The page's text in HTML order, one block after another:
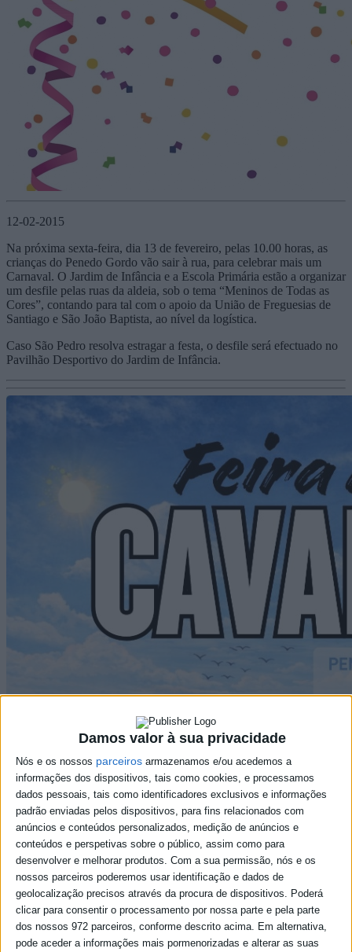
Damos valor à sua privacidade
Nós e os nossos parceiros armazenamos e/ou acedemos a
informações dos dispositivos, tais como cookies, e processamos
dados pessoais, tais como identificadores exclusivos e informações
padrão enviadas pelos dispositivos, para fins relacionados com
anúncios e conteúdos personalizados, medição de anúncios e
conteúdos e perspetivas sobre o público, assim como para
desenvolver e melhorar produtos. Com a sua permissão, nós e os
nossos parceiros poderemos usar identificação e dados de
geolocalização precisos através da procura de dispositivos. Poderá
clicar para consentir o processamento por nossa parte e pela parte
dos nossos 972 parceiros, conforme descrito acima. Em alternativa,
pode aceder a informações mais pormenorizadas e alterar as suas
12-02-2015
Na próxima sexta-feira, dia 13 de fevereiro, pelas 10.00 horas, as
crianças do Penedo Gordo vão sair à rua, para celebrar mais um
Carnaval. O Jardim de Infância e a Escola Primária estão a organizar
um desfile pelas ruas da aldeia, sob o tema “Meninos de Todas as
Cores”, contando para tal com o apoio da União de Freguesias de
Santiago e São João Baptista, ao nível da logística.
Caso São Pedro resolva estragar a festa, o desfile será efectuado no
Pavilhão Desportivo do Jardim de Infância.